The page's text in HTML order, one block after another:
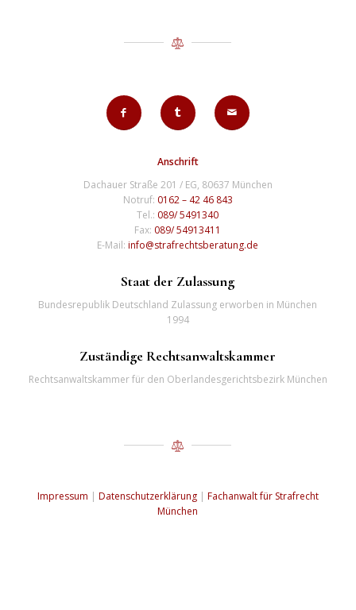
Anschrift
Dachauer Straße 201 / EG, 80637 München
Notruf: 0162 – 42 46 843
Tel.: 089/ 5491340
Fax: 089/ 54913411
E-Mail:info@strafrechtsberatung.de
Staat der Zulassung
Bundesrepublik Deutschland Zulassung erworben in München
1994
Zuständige Rechtsanwaltskammer
Rechtsanwaltskammer für den Oberlandesgerichtsbezirk München
Impressum | Datenschutzerklärung| Fachanwalt für Strafrecht
München